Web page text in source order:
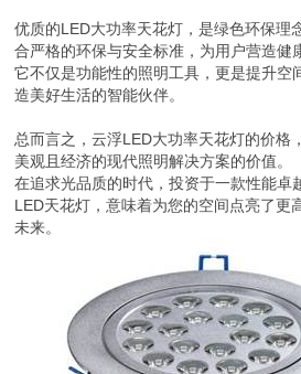
优质的LED大功率天花灯，是绿色环保理
合严格的环保与安全标准，为用户营造健
它不仅是功能性的照明工具，更是提升空
造美好生活的智能伙伴。
总而言之，云浮LED大功率天花灯的价格
美观且经济的现代照明解决方案的价值。
在追求光品质的时代，投资于一款性能卓
LED天花灯，意味着为您的空间点亮了更
未来。